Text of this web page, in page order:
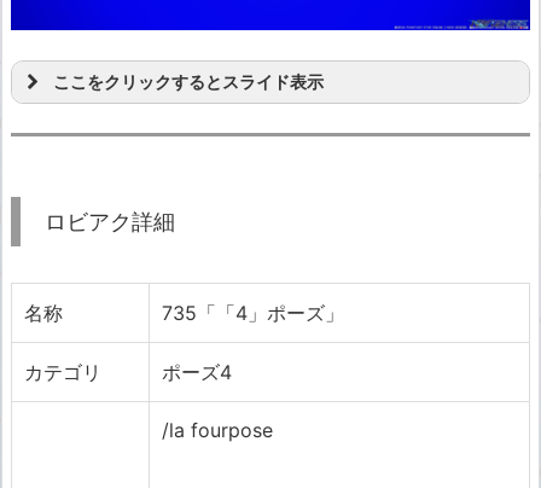
ここをクリックするとスライド表示
ロビアク詳細
名称 735「「4」ポーズ」
カテゴリ ポーズ4
/la fourpose